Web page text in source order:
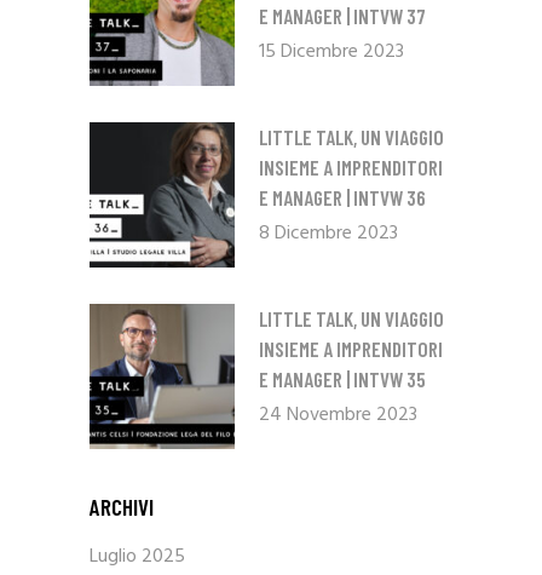
E MANAGER | INTVW 37
15 Dicembre 2023
LITTLE TALK, UN VIAGGIO
INSIEME A IMPRENDITORI
E MANAGER | INTVW 36
8 Dicembre 2023
LITTLE TALK, UN VIAGGIO
INSIEME A IMPRENDITORI
E MANAGER | INTVW 35
24 Novembre 2023
ARCHIVI
Luglio 2025